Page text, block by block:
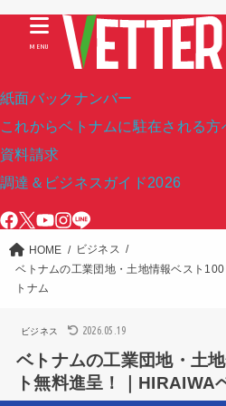
紙面バックナンバー
これからベトナムに駐在される方
資料請求
調達＆ビジネスガイド2026
MENU
HOME
ビジネス
ベトナムの工業団地・土地情報ベスト
トナム
ビジネス 2026.05.19
ベトナムの工業団地・土
ト無料進呈！｜HIRAIWA